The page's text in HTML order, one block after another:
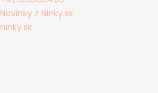
Novinky z Ninky.sk
ninky.sk